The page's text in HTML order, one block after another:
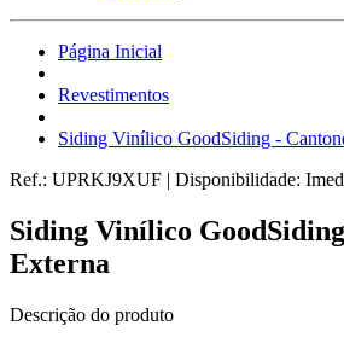
Página Inicial
Revestimentos
Siding Vinílico GoodSiding -
Ref.: UPRKJ9XUF | Disponibilidade:
Siding Vinílico
Externa
Descrição do produto